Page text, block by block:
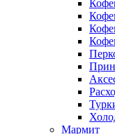
Мармит